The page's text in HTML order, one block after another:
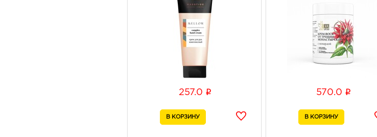
257.0 i 570.0 i